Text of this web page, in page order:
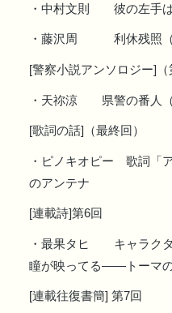
・中村文則 彼の左手は
・藤沢周 利休残照（
[警察小説アンソロジー]（
・天祢涼 県警の番人（
[歌詞の話]（最終回）
・ピノキオピー 歌詞「
のアンテナ
[連載詩]第6回
・最果タヒ キャラクタ
瞳が映ってる――トーマ
[連載往復書簡] 第7回